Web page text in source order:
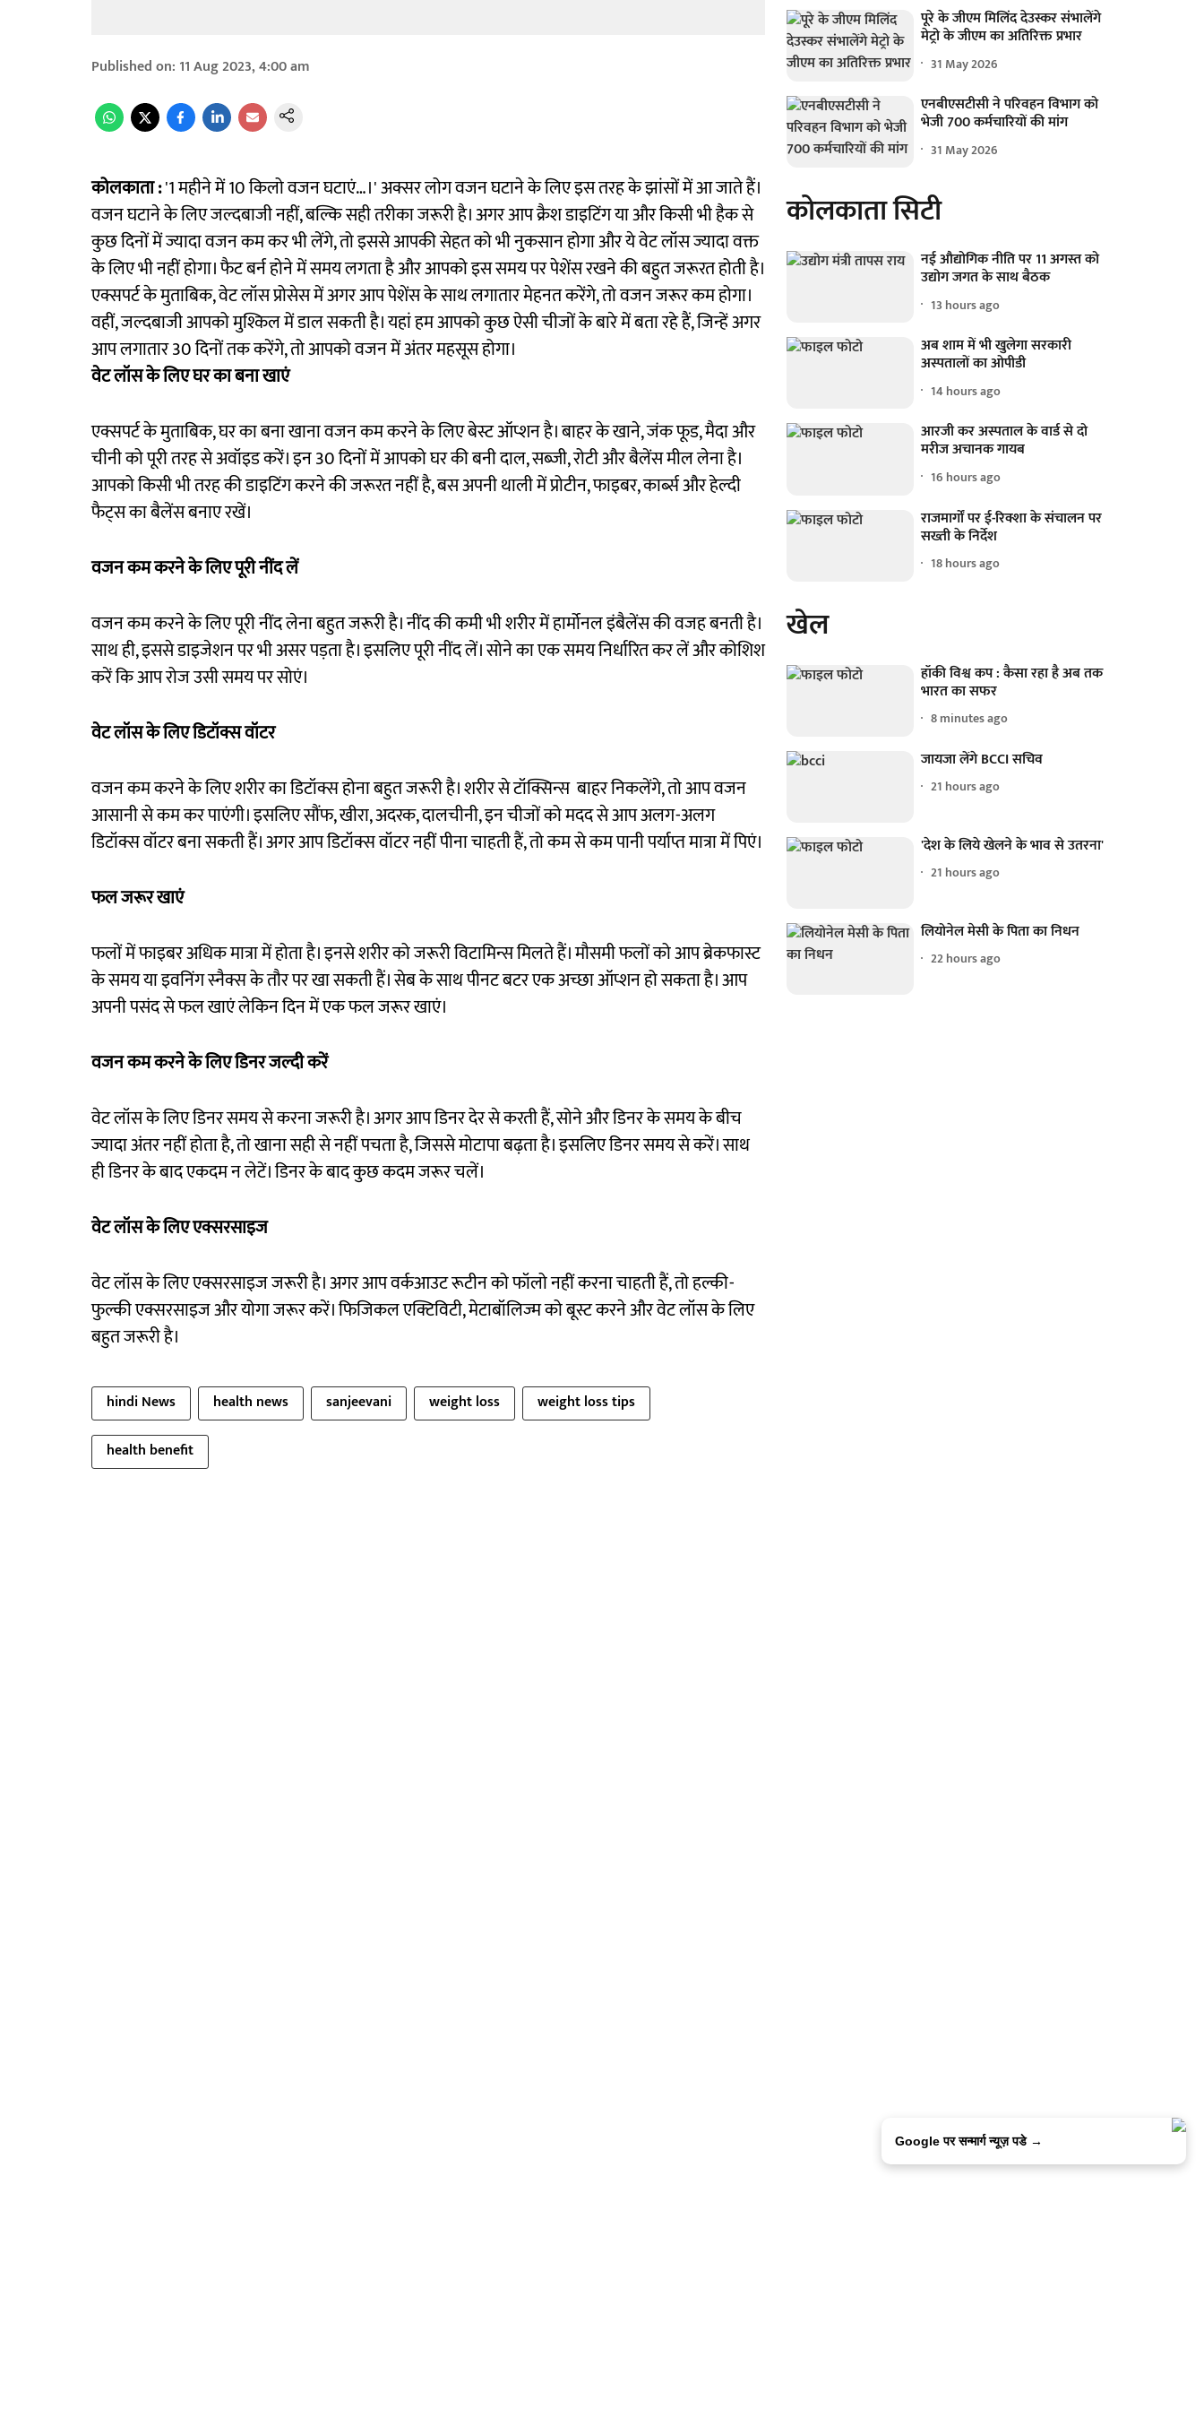
Published on: 11 Aug 2023, 4:00 am
कोलकाता :'1 महीने में 10 किलो वजन घटाएं…।' अक्सर लोग वजन घटाने के लिए इस तरह के झांसों में आ जाते हैं।
वजन घटाने के लिए जल्दबाजी नहीं, बल्कि सही तरीका जरूरी है। अगर आप क्रैश डाइटिंग या और किसी भी हैक से
कुछ दिनों में ज्यादा वजन कम कर भी लेंगे, तो इससे आपकी सेहत को भी नुकसान होगा और ये वेट लॉस ज्यादा वक्त
के लिए भी नहीं होगा। फैट बर्न होने में समय लगता है और आपको इस समय पर पेशेंस रखने की बहुत जरूरत होती है।
एक्सपर्ट के मुताबिक, वेट लॉस प्रोसेस में अगर आप पेशेंस के साथ लगातार मेहनत करेंगे, तो वजन जरूर कम होगा।
वहीं, जल्दबाजी आपको मुश्किल में डाल सकती है। यहां हम आपको कुछ ऐसी चीजों के बारे में बता रहे हैं, जिन्हें अगर
आप लगातार 30 दिनों तक करेंगे, तो आपको वजन में अंतर महसूस होगा।
वेट लॉस के लिए घर का बना खाएं
एक्सपर्ट के मुताबिक, घर का बना खाना वजन कम करने के लिए बेस्ट ऑप्शन है। बाहर के खाने, जंक फूड, मैदा और
चीनी को पूरी तरह से अवॉइड करें। इन 30 दिनों में आपको घर की बनी दाल, सब्जी, रोटी और बैलेंस मील लेना है।
आपको किसी भी तरह की डाइटिंग करने की जरूरत नहीं है, बस अपनी थाली में प्रोटीन, फाइबर, कार्ब्स और हेल्दी
फैट्स का बैलेंस बनाए रखें।
वजन कम करने के लिए पूरी नींद लें
वजन कम करने के लिए पूरी नींद लेना बहुत जरूरी है। नींद की कमी भी शरीर में हार्मोनल इंबैलेंस की वजह बनती है।
साथ ही, इससे डाइजेशन पर भी असर पड़ता है। इसलिए पूरी नींद लें। सोने का एक समय निर्धारित कर लें और कोशिश
करें कि आप रोज उसी समय पर सोएं।
वेट लॉस के लिए डिटॉक्स वॉटर
वजन कम करने के लिए शरीर का डिटॉक्स होना बहुत जरूरी है। शरीर से टॉक्सिन्स बाहर निकलेंगे, तो आप वजन
आसानी से कम कर पाएंगी। इसलिए सौंफ, खीरा, अदरक, दालचीनी, इन चीजों को मदद से आप अलग-अलग
डिटॉक्स वॉटर बना सकती हैं। अगर आप डिटॉक्स वॉटर नहीं पीना चाहती हैं, तो कम से कम पानी पर्याप्त मात्रा में पिएं।
फल जरूर खाएं
फलों में फाइबर अधिक मात्रा में होता है। इनसे शरीर को जरूरी विटामिन्स मिलते हैं। मौसमी फलों को आप ब्रेकफास्ट
के समय या इवनिंग स्नैक्स के तौर पर खा सकती हैं। सेब के साथ पीनट बटर एक अच्छा ऑप्शन हो सकता है। आप
अपनी पसंद से फल खाएं लेकिन दिन में एक फल जरूर खाएं।
वजन कम करने के लिए डिनर जल्दी करें
वेट लॉस के लिए डिनर समय से करना जरूरी है। अगर आप डिनर देर से करती हैं, सोने और डिनर के समय के बीच
ज्यादा अंतर नहीं होता है, तो खाना सही से नहीं पचता है, जिससे मोटापा बढ़ता है। इसलिए डिनर समय से करें। साथ
ही डिनर के बाद एकदम न लेटें। डिनर के बाद कुछ कदम जरूर चलें।
वेट लॉस के लिए एक्सरसाइज
वेट लॉस के लिए एक्सरसाइज जरूरी है। अगर आप वर्कआउट रूटीन को फॉलो नहीं करना चाहती हैं, तो हल्की-
फुल्की एक्सरसाइज और योगा जरूर करें। फिजिकल एक्टिविटी, मेटाबॉलिज्म को बूस्ट करने और वेट लॉस के लिए
बहुत जरूरी है।
hindi News health news sanjeevani weight loss
weight loss tips
health benefit
पूरे के जीएम मिलिंद देउस्कर संभालेंगे
मेट्रो के जीएम का अतिरिक्त प्रभार
31 May 2026
एनबीएसटीसी ने परिवहन विभाग को
भेजी 700 कर्मचारियों की मांग
31 May 2026
कोलकाता सिटी
नई औद्योगिक नीति पर 11 अगस्त को
उद्योग जगत के साथ बैठक
13 hours ago
अब शाम में भी खुलेगा सरकारी
अस्पतालों का ओपीडी
14 hours ago
आरजी कर अस्पताल के वार्ड से दो
मरीज अचानक गायब
16 hours ago
राजमार्गों पर ई-रिक्शा के संचालन पर
सख्ती के निर्देश
18 hours ago
खेल
हॉकी विश्व कप : कैसा रहा है अब तक
भारत का सफर
8 minutes ago
जायजा लेंगे BCCI सचिव
21 hours ago
'देश के लिये खेलने के भाव से उतरना'
21 hours ago
लियोनेल मेसी के पिता का निधन
22 hours ago
Google पर सन्मार्ग न्यूज़ पडे →